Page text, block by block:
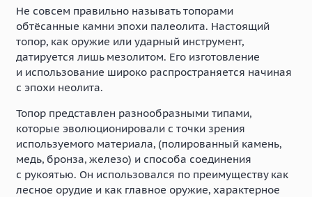
Не совсем правильно называть топорами
обтёсанные камни эпохи палеолита. Настоящий
топор, как оружие или ударный инструмент,
датируется лишь мезолитом. Его изготовление
и использование широко распространяется начиная
с эпохи неолита.
Топор представлен разнообразными типами,
которые эволюционировали с точки зрения
используемого материала, (полированный камень,
медь, бронза, железо) и способа соединения
с рукоятью. Он использовался по преимуществу как
лесное орудие и как главное оружие, характерное